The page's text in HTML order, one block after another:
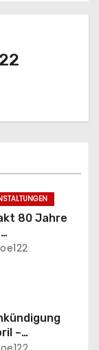
80 Jahre
–
80